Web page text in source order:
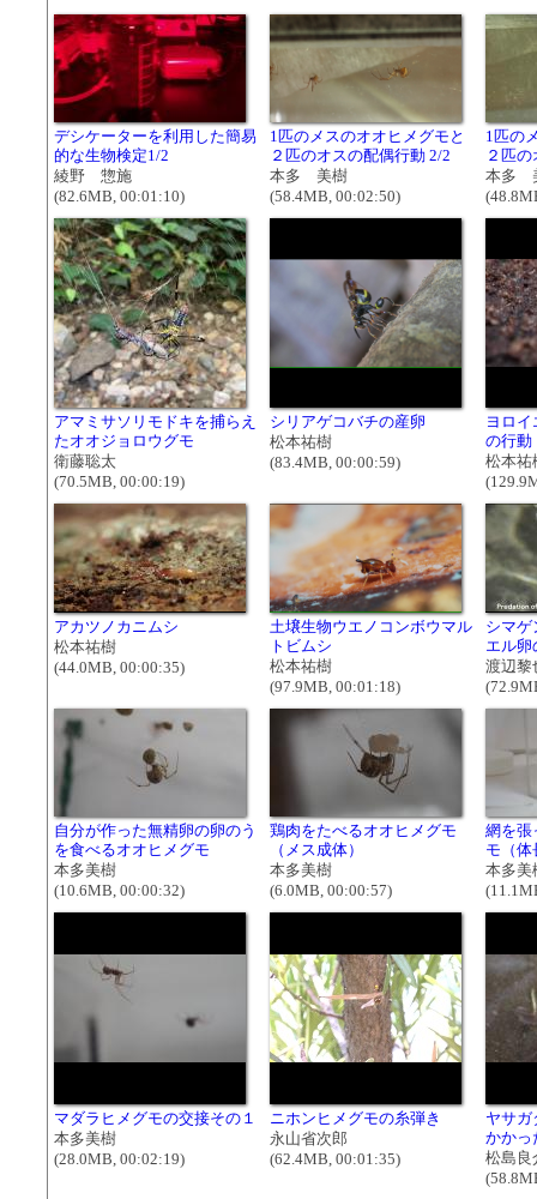
デシケーターを利用した簡易
的な生物検定1/2
綾野 惣施
(82.6MB, 00:01:10)
1匹のメスのオオヒメグモと
２匹のオスの配偶行動 2/2
本多 美樹
(58.4MB, 00:02:50)
1匹の
２匹
本多
アマミサソリモドキを捕らえ
たオオジョロウグモ
衛藤聡太
(70.5MB, 00:00:19)
シリアゲコバチの産卵
松本祐樹
(83.4MB, 00:00:59)
ヨロ
の行動
松本祐
アカツノカニムシ
松本祐樹
(44.0MB, 00:00:35)
土壌生物ウエノコンボウマル
トビムシ
松本祐樹
(97.9MB, 00:01:18)
シマゲ
エル卵
渡辺黎
自分が作った無精卵の卵のう
を食べるオオヒメグモ
本多美樹
(10.6MB, 00:00:32)
鶏肉をたべるオオヒメグモ
（メス成体）
本多美樹
(6.0MB, 00:00:57)
網を張
モ（体
本多美
マダラヒメグモの交接その１
本多美樹
(28.0MB, 00:02:19)
ニホンヒメグモの糸弾き
永山省次郎
(62.4MB, 00:01:35)
ヤサガ
かかっ
松島良